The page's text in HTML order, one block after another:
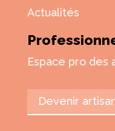
Actualités
Espace pro des
Devenir